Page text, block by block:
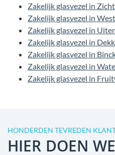
Zakelijk glasvezel in
Zakelijk glasvezel in
Zakelijk glasvezel in
Zakelijk glasvezel in
Zakelijk glasvezel in
Zakelijk glasvezel in
Zakelijk glasvezel in
HONDERDEN TEVREDEN
HIER DOEN